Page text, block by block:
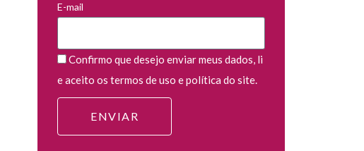
E-mail
Confirmo que desejo enviar meus dados, li
e aceito os termos de uso e política do site.